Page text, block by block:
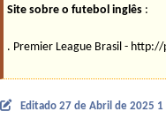
Site sobre o futebol inglês :
. Premier League Brasil -
Editado 27 de Abril de 2025 1